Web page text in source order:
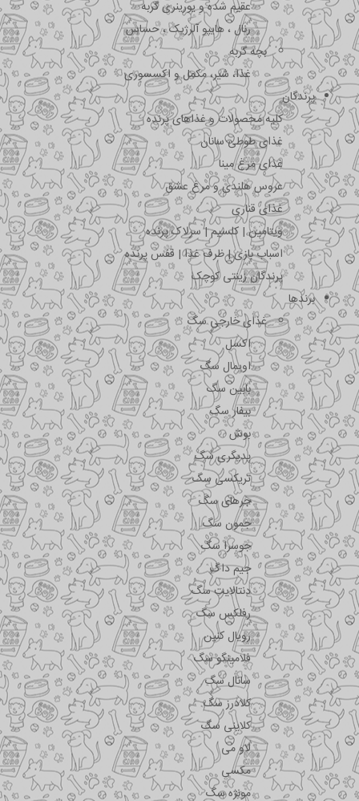
عقیم شده و یورینری گربه
رنال ، هایپو آلرژیک ، حساس
بچه گربه
غذا، شیر، مکمل و اکسسوری
پرندگان
کلیه محصولات و غذاهای پرنده
غذای طوطی سانان
غذای مرغ مینا
عروس هلندی و مرغ عشق
غذای قناری
ویتامین | کلسیم | سرلاک پرنده
اسباب بازی | ظرف غذا | قفس پرنده
پرندگان زینتی کوچک
برندها
غذای خارجی سگ
اکسل
اویمال سگ
بابین سگ
بیفار سگ
بوش
پدیگری سگ
تریکسی سگ
جرهای سگ
جمون سگ
جوسرا سگ
جیم داگ
دنتالایت سگ
رفلکس سگ
رویال کنین
فلامینگو سگ
سانال سگ
کلادرز سگ
کلاینی سگ
لاو می
مکسی
مونژه سگ